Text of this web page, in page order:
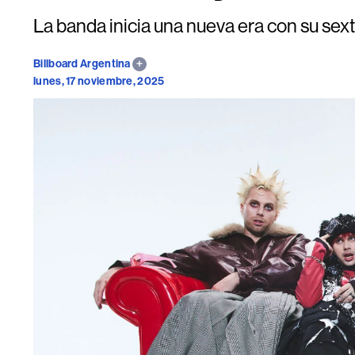
La banda inicia una nueva era con su
Billboard Argentina
lunes, 17 noviembre, 2025